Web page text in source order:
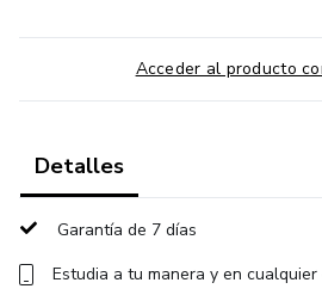
* Funciones y responsabilidades de
Acceder al producto
Detalles
Garantía de 7 días
Estudia a tu manera y en cualquier